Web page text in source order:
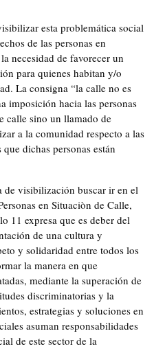
esta problemática social
de las personas en
necesidad de favorecer un
para quienes habitan y/o
La consigna “la calle no es
imposición hacia las personas
calle sino un llamado de
a la comunidad respecto a las
dichas personas están
de visibilización buscar ir en el
en Situaciòn de Calle,
11 expresa que es deber del
de una cultura y
y solidaridad entre todos los
la manera en que
mediante la superación de
discriminatorias y la
estrategias y soluciones en
asuman responsabilidades
de este sector de la